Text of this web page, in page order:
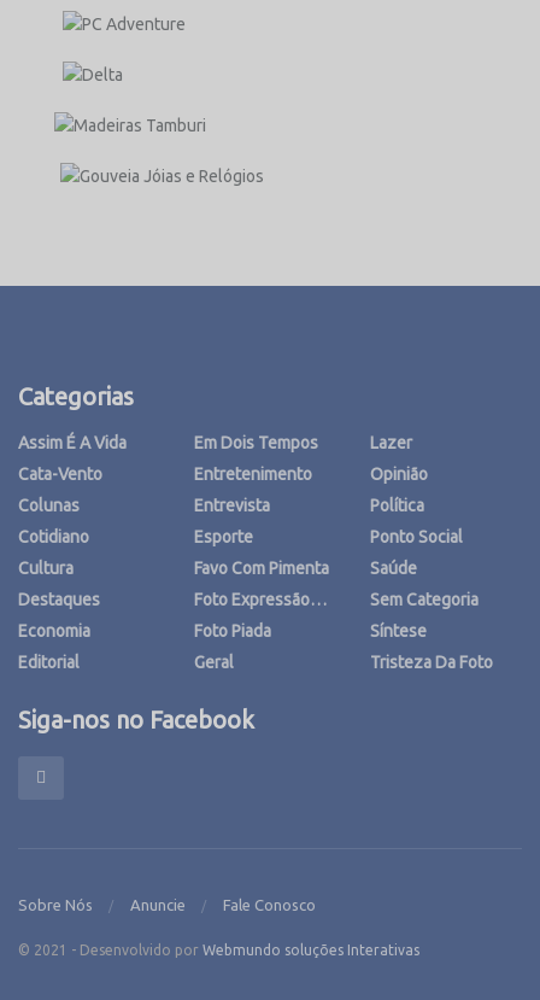
Categorias
Assim É A Vida
Cata-Vento
Colunas
Cotidiano
Cultura
Destaques
Economia
Editorial
Em Dois Tempos
Entretenimento
Entrevista
Esporte
Favo Com Pimenta
Foto Expressão…
Foto Piada
Geral
Lazer
Opinião
Política
Ponto Social
Saúde
Sem Categoria
Síntese
Tristeza Da Foto
Siga-nos no Facebook
Sobre Nós Anuncie Fale Conosco
© 2021 - Desenvolvido por Webmundo soluções Interativas